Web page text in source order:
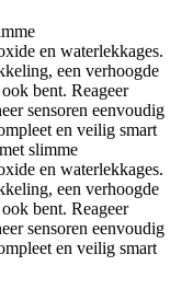
en waterlekkages.
een verhoogde
bent. Reageer
sensoren eenvoudig
en veilig smart
slimme
en waterlekkages.
een verhoogde
bent. Reageer
sensoren eenvoudig
en veilig smart